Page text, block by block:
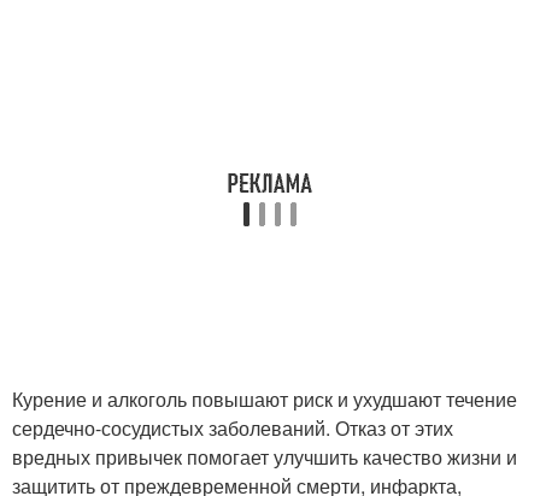
Курение и алкоголь повышают риск и ухудшают течение
сердечно-сосудистых заболеваний. Отказ от этих
вредных привычек помогает улучшить качество жизни и
защитить от преждевременной смерти, инфаркта,